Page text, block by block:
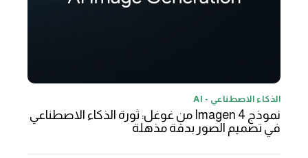
الذكاء الاصطناعي - AI
نموذج Imagen 4 من غوغل: ثورة الذكاء الاصطناعي
في تصميم الصور بدقة مذهلة